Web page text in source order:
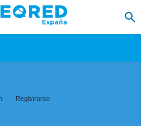
Registrarse